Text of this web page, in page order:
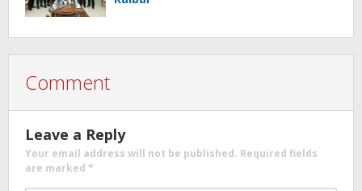
Comment
Leave a Reply
Your email address will not be published. Required fields
are marked *